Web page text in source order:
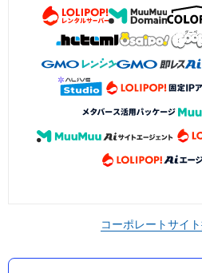
コーポレートサイト